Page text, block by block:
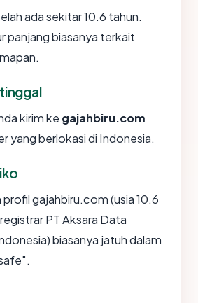
ada sekitar 10.6 tahun.
panjang biasanya terkait
kirim ke gajahbiru.com
yang berlokasi di Indonesia.
gajahbiru.com (usia 10.6
PT Aksara Data
biasanya jatuh dalam